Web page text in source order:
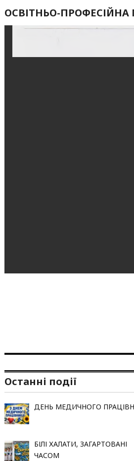
ОСВІТНЬО-
Останні події
ДЕНЬ МЕДИЧНОГО
БІЛІ ХАЛАТИ, ЗАГАРТОВАНІ
ЧАСОМ